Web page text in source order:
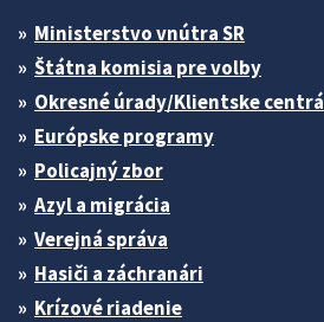
Ministerstvo vnútra SR
Štátna komisia pre volby
Okresné úrady/Klientske centrá
Európske programy
Policajný zbor
Azyl a migrácia
Verejná správa
Hasiči a záchranári
Krízové riadenie